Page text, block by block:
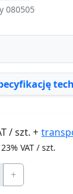
080505
/ szt. +
VAT / szt.
+